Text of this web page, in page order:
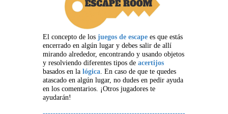
El concepto de los juegos de escape es que estás
encerrado en algún lugar y debes salir de allí
mirando alrededor, encontrando y usando objetos
y resolviendo diferentes tipos de acertijos
basados en la lógica. En caso de que te quedes
atascado en algún lugar, no dudes en pedir ayuda
en los comentarios. ¡Otros jugadores te
ayudarán!